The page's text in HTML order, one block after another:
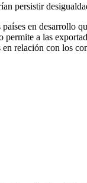
persistir
en desarrollo
a las
relación con los